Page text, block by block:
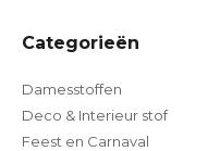
Categorieën
Damesstoffen
Deco & Interieur stof
Feest en Carnaval